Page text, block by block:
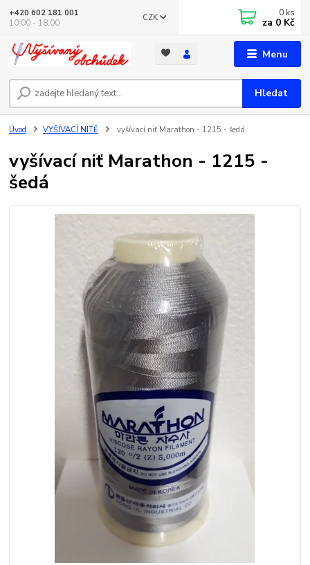
Menu
CZK
Hledat
+420 602 181 001
10:00 - 18:00
0 ks
za 0 Kč
Úvod VYŠÍVACÍ NITĚ vyšívací niť Marathon - 1215 - šedá
vyšívací niť Marathon - 1215 -
šedá